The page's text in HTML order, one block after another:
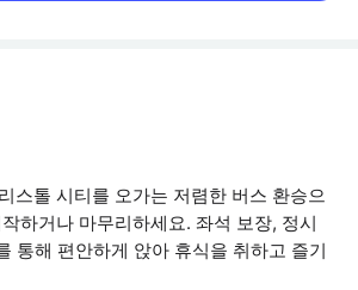
스톨 시티를 오가는 저렴한 버스 환승으
하거나 마무리하세요. 좌석 보장, 정시
통해 편안하게 앉아 휴식을 취하고 즐기